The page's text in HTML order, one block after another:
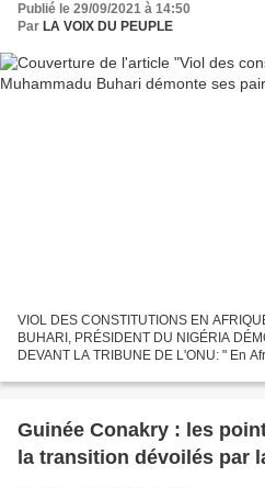
Publié le 29/09/2021 à 14:50
Par LA VOIX DU PEUPLE
VIOL DES CONSTITUTIONS EN
BUHARI, PRÉSIDENT DU NIGÉRIA
DEVANT LA TRIBUNE DE L'ONU: " En
Guinée Conakry : les
la transition dévoilés par